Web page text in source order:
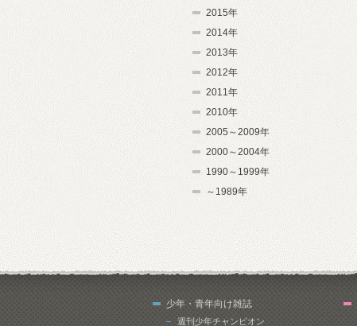
2015年
2014年
2013年
2012年
2011年
2010年
2005～2009年
2000～2004年
1990～1999年
～1989年
少年・青年向け雑誌
週刊少年チャンピオン